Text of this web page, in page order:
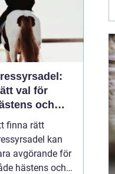
val för
och
balans
finna rätt
kan
avgörande för
hästens och